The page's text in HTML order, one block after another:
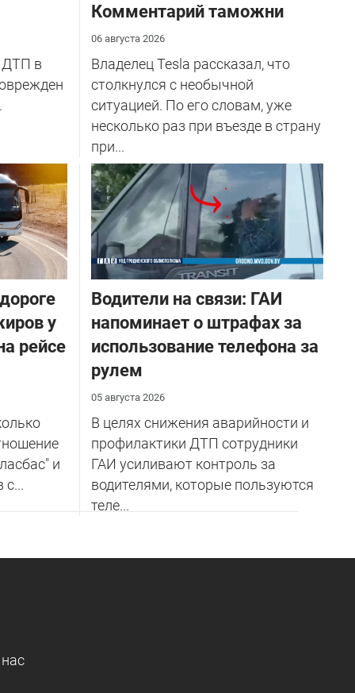
ДТП в
Комментарий таможни
06 августа 2026
Владелец Tesla рассказал, что
столкнулся с необычной
ситуацией. По его словам, уже
несколько раз при въезде в страну
при...
у
рейсе
и
с...
Водители на связи: ГАИ
напоминает о штрафах за
использование телефона за
рулем
05 августа 2026
В целях снижения аварийности и
профилактики ДТП сотрудники
ГАИ усиливают контроль за
водителями, которые пользуются
теле...